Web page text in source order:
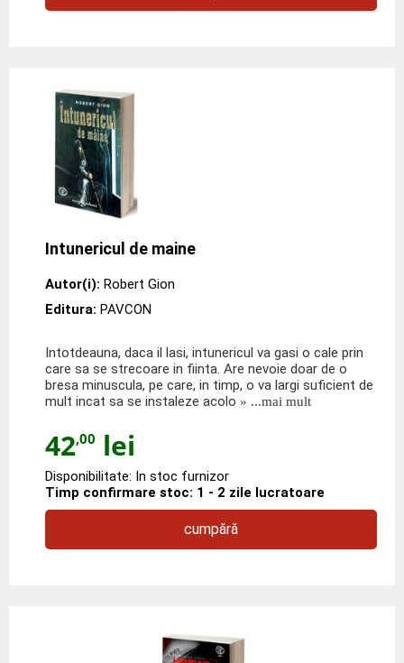
Intunericul de maine
Autor(i): Robert Gion
Editura: PAVCON
Intotdeauna, daca il lasi, intunericul va gasi o cale prin
care sa se strecoare in fiinta. Are nevoie doar de o
bresa minuscula, pe care, in timp, o va largi suficient de
mult incat sa se instaleze acolo » ...mai mult
42,00 lei
Disponibilitate: In stoc furnizor
Timp confirmare stoc: 1 - 2 zile lucratoare
cumpără